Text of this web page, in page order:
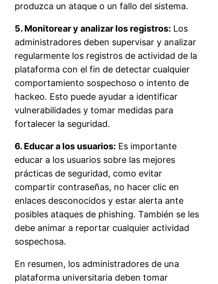
produzca un ataque o un fallo del sistema.
5. Monitorear y analizar los registros: Los
administradores deben supervisar y analizar
regularmente los registros de actividad de la
plataforma con el fin de detectar cualquier
comportamiento sospechoso o intento de
hackeo. Esto puede ayudar a identificar
vulnerabilidades y tomar medidas para
fortalecer la seguridad.
6. Educar a los usuarios: Es importante
educar a los usuarios sobre las mejores
prácticas de seguridad, como evitar
compartir contraseñas, no hacer clic en
enlaces desconocidos y estar alerta ante
posibles ataques de phishing. También se les
debe animar a reportar cualquier actividad
sospechosa.
En resumen, los administradores de una
plataforma universitaria deben tomar